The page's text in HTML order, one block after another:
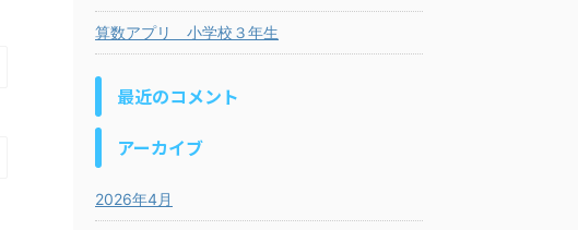
算数アプリ 小学校３年生
最近のコメント
アーカイブ
2026年4月